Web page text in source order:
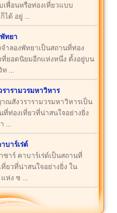
เพื่อนหรือท่องเที่ยวแบบ
ได้ อยู่ ...
ทยา
จำลองพัทยาเป็นสถานที่ท่อง
ที่ยอดนิยมอีกแห่งหนึ่ง ตั้งอยู่บน
ท ...
ารามวรมหาวิหาร
ณสังวรารามวรมหาวิหารเป็น
ที่ท่องเที่ยวที่น่าสนใจอย่างยิ่ง
...
บาร์เร่ต์
ซาร์ คาบาร์เร่ต์เป็นสถานที่
ที่ยวที่น่าสนใจอย่างยิ่ง ใน
ห่ง ซ ...